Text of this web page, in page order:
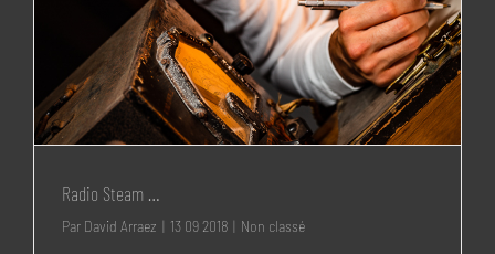
Radio Steam …
Par David Arraez | 13 09 2018 | Non classé